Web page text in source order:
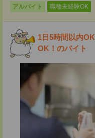
アルバイト
職種未経験OK
1日5時間以内
OK！のバイト